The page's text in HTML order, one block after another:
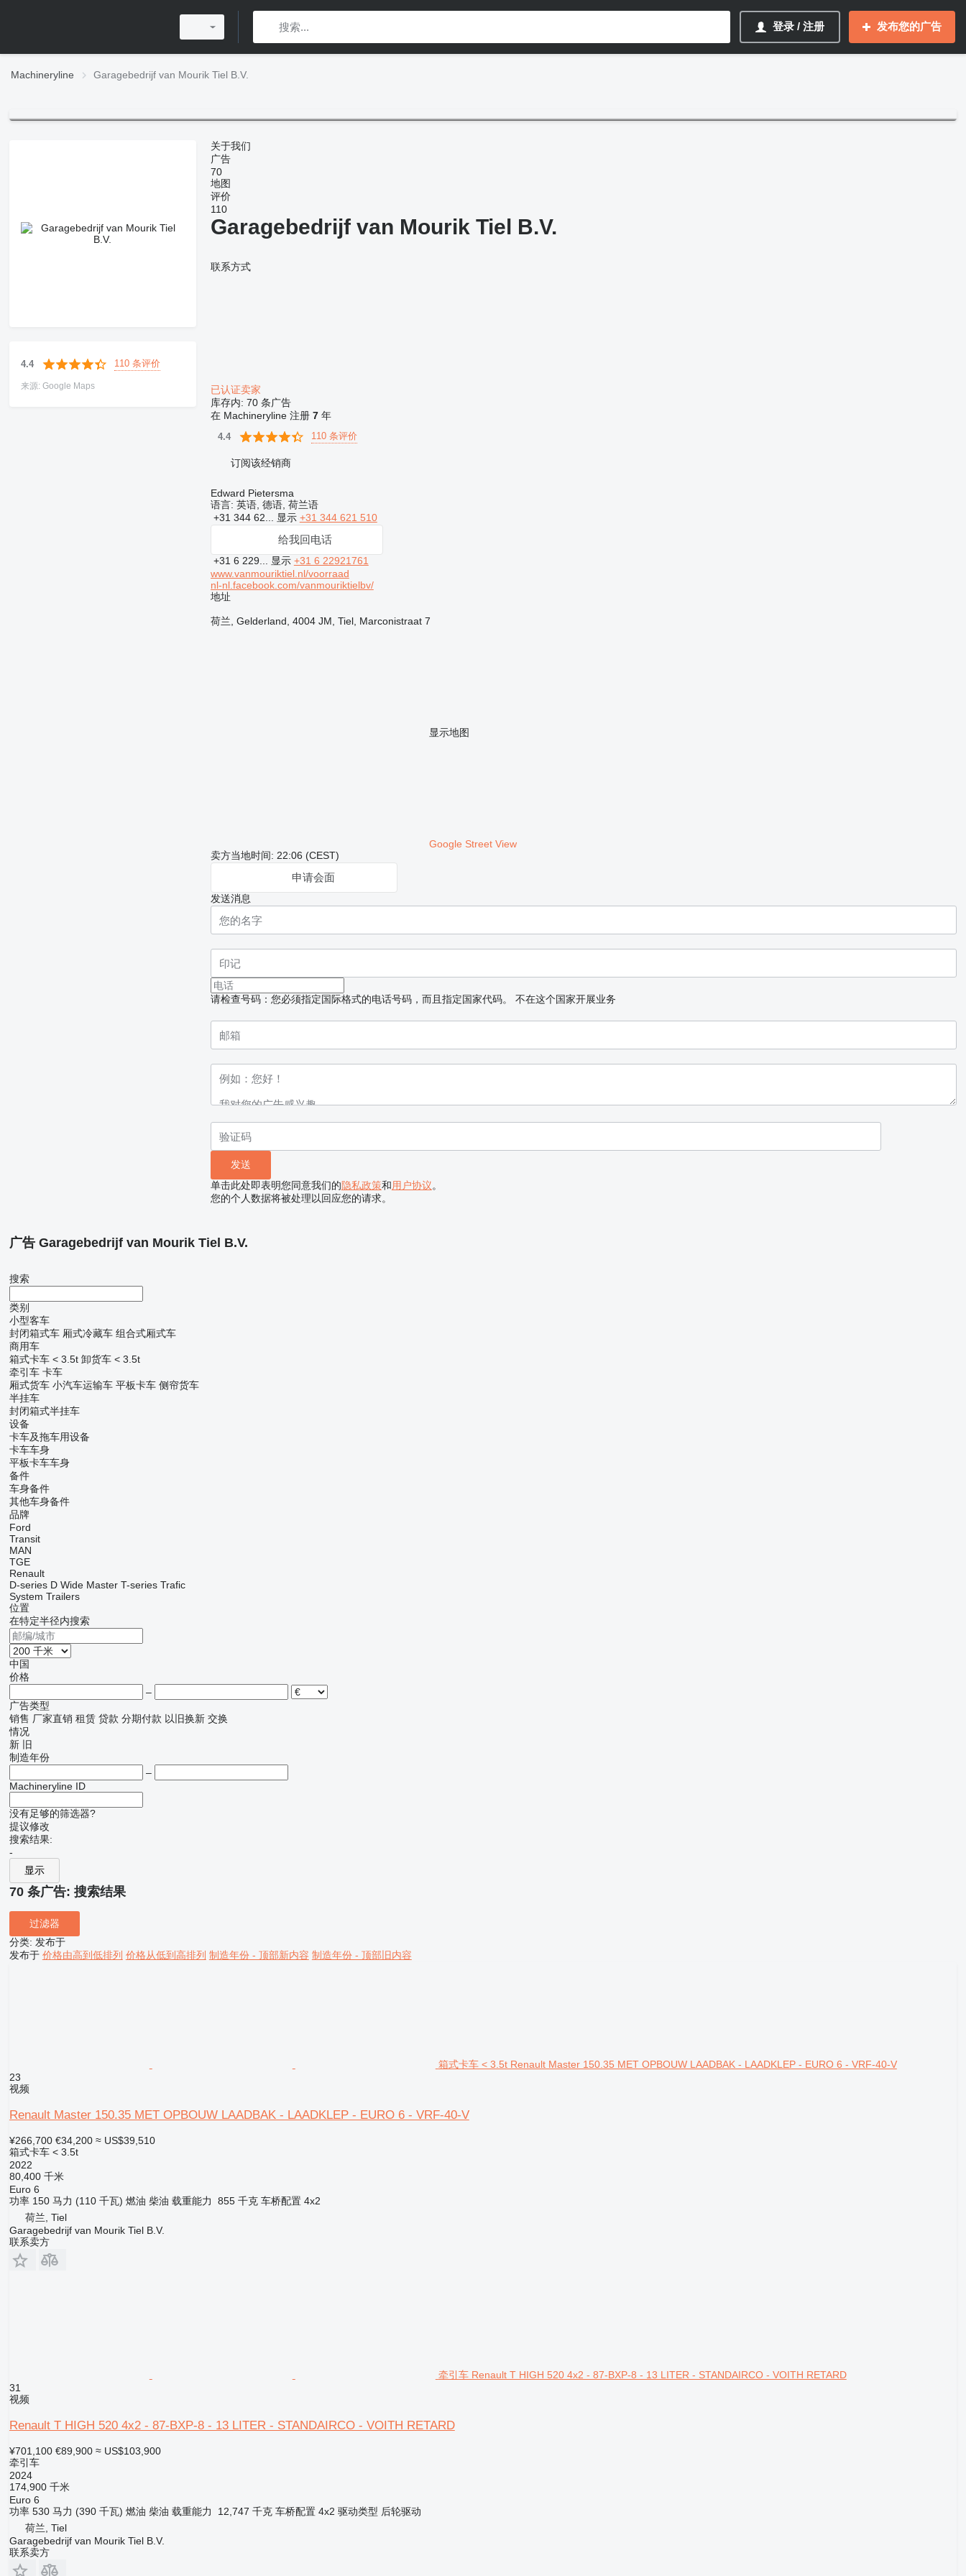
登录 / 注册 发布您的广告
Machineryline Garagebedrijf van Mourik Tiel B.V.
4.4 110 条评价
来源: Google Maps
关于我们
广告
70
地图
评价
110
Garagebedrijf van Mourik Tiel B.V.
联系方式
已认证卖家
库存内: 70 条广告
在 Machineryline 注册 7年
4.4 110 条评价
订阅该经销商
Edward Pietersma
语言: 英语, 德语, 荷兰语
+31 344 62... 显示 +31 344 621 510
给我回电话
+31 6 229... 显示 +31 6 22921761
www.vanmouriktiel.nl/voorraad
nl-nl.facebook.com/vanmouriktielbv/
地址
荷兰, Gelderland, 4004 JM, Tiel, Marconistraat 7
显示地图
Google Street View
卖方当地时间: 22:06 (CEST)
申请会面
发送消息
请检查号码：您必须指定国际格式的电话号码，而且指定国家代码。 不在这个国家开展业务
单击此处即表明您同意我们的隐私政策和用户协议。
您的个人数据将被处理以回应您的请求。
广告 Garagebedrijf van Mourik Tiel B.V.
搜索
类别
小型客车
封闭箱式车 厢式冷藏车 组合式厢式车
商用车
箱式卡车 < 3.5t 卸货车 < 3.5t
牵引车 卡车
厢式货车 小汽车运输车 平板卡车 侧帘货车
半挂车
封闭箱式半挂车
设备
卡车及拖车用设备
卡车车身
平板卡车车身
备件
车身备件
其他车身备件
品牌
Ford
Transit
MAN
TGE
Renault
D-series D Wide Master T-series Trafic
System Trailers
位置
在特定半径内搜索
中国
价格
–
广告类型
销售 厂家直销 租赁 贷款 分期付款 以旧换新 交换
情况
新 旧
制造年份
–
Machineryline ID
没有足够的筛选器?
提议修改
搜索结果:
-
显示
70 条广告: 搜索结果
过滤器
分类: 发布于
发布于 价格由高到低排列 价格从低到高排列 制造年份 - 顶部新内容 制造年份 - 顶部旧内容
箱式卡车 < 3.5t Renault Master 150.35 MET OPBOUW LAADBAK - LAADKLEP - EURO 6 - VRF-40-V
23
视频
Renault Master 150.35 MET OPBOUW LAADBAK - LAADKLEP - EURO 6 - VRF-40-V
¥266,700 €34,200 ≈ US$39,510
箱式卡车 < 3.5t
2022
80,400 千米
Euro 6
功率 150 马力 (110 千瓦) 燃油 柴油 载重能力 855 千克 车桥配置 4x2
荷兰, Tiel
Garagebedrijf van Mourik Tiel B.V.
联系卖方
牵引车 Renault T HIGH 520 4x2 - 87-BXP-8 - 13 LITER - STANDAIRCO - VOITH RETARD
31
视频
Renault T HIGH 520 4x2 - 87-BXP-8 - 13 LITER - STANDAIRCO - VOITH RETARD
¥701,100 €89,900 ≈ US$103,900
牵引车
2024
174,900 千米
Euro 6
功率 530 马力 (390 千瓦) 燃油 柴油 载重能力 12,747 千克 车桥配置 4x2 驱动类型 后轮驱动
荷兰, Tiel
Garagebedrijf van Mourik Tiel B.V.
联系卖方